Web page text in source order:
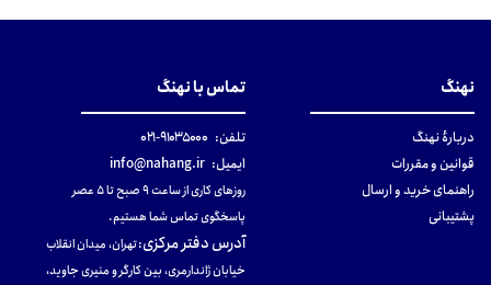
نهنگ
دربارهٔ نهنگ
قوانین و مقررات
راهنمای خرید و ارسال
پشتیبانی
تماس با نهنگ
تلفن: ۹۱۰۳۵۰۰۰-۰۲۱
ایمیل: info@nahang.ir
روزهای کاری از ساعت ۹ صبح تا ۵ عصر
پاسخگوی تماس شما هستیم.
آدرس دفتر مرکزی:تهران، میدان انقلاب
خیابان ژاندارمری، بین کارگر و منیری جاوید،